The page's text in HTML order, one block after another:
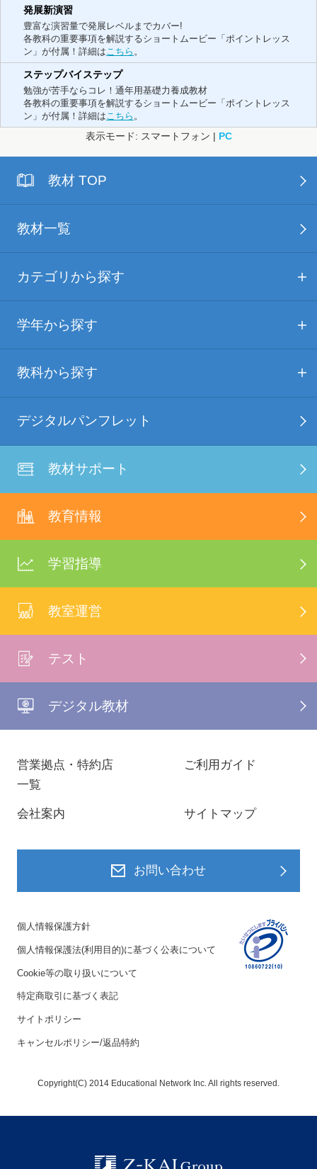
発展新演習
豊富な演習量で発展レベルまでカバー!
各教科の重要事項を解説するショートムービー「ポイントレッス
ン」が付属！詳細は こちら 。
ステップバイステップ
勉強が苦手ならコレ！通年用基礎力養成教材
各教科の重要事項を解説するショートムービー「ポイントレッス
ン」が付属！詳細は こちら 。
表示モード: スマートフォン | PC
教材 TOP
教材一覧
カテゴリから探す
学年から探す
教科から探す
デジタルパンフレット
教材サポート
教育情報
学習指導
教室運営
テスト
デジタル教材
営業拠点・特約店
一覧
ご利用ガイド
会社案内 サイトマップ
お問い合わせ
個人情報保護方針
個人情報保護法(利用目的)に基づく公表について
Cookie等の取り扱いについて
特定商取引に基づく表記
サイトポリシー
キャンセルポリシー/返品特約
Copyright(C) 2014 Educational Network Inc. All rights reserved.